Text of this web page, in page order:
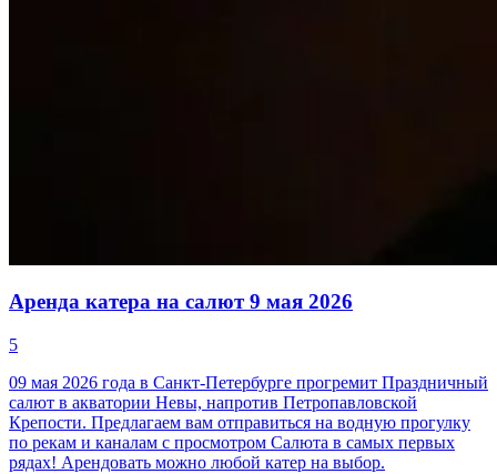
Аренда катера на салют 9 мая 2026
5
09 мая 2026 года в Санкт-Петербурге прогремит Праздничный
салют в акватории Невы, напротив Петропавловской
Крепости. Предлагаем вам отправиться на водную прогулку
по рекам и каналам с просмотром Салюта в самых первых
рядах! Арендовать можно любой катер на выбор.